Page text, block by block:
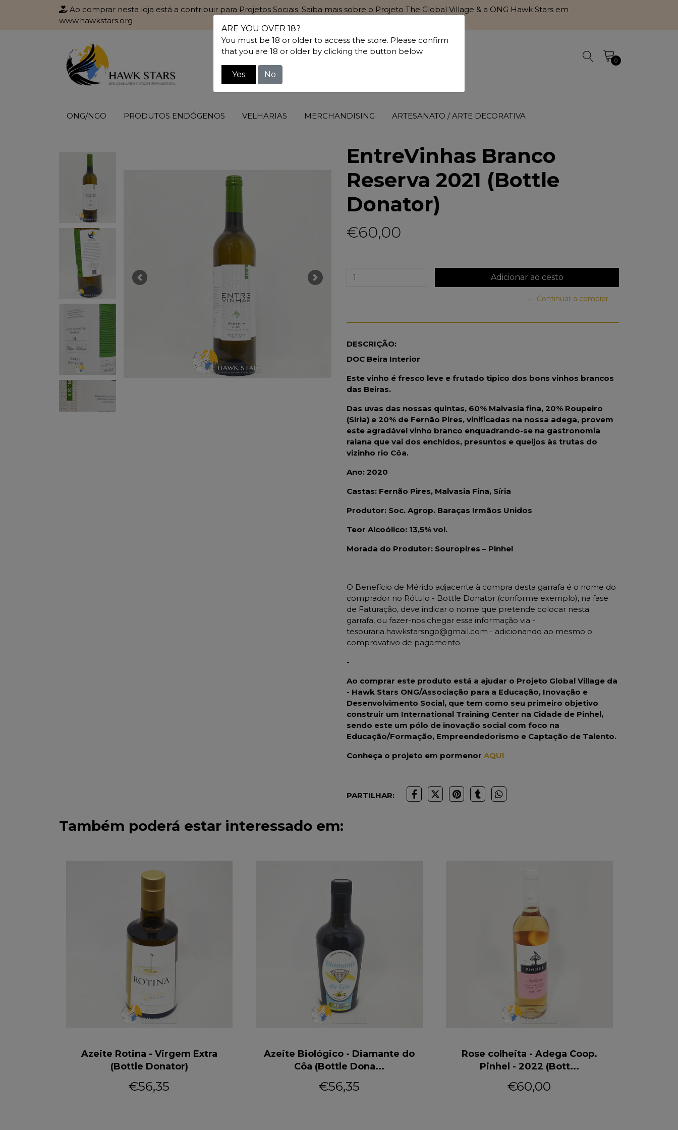
Ao comprar nesta loja está a contribuir para Projetos Sociais. Saiba mais sobre o Projeto The Global Village & a ONG Hawk Stars em
www.hawkstars.org
0
ONG/NGO PRODUTOS ENDÓGENOS VELHARIAS MERCHANDISING ARTESANATO / ARTE DECORATIVA
Previous Next
EntreVinhas Branco
Reserva 2021 (Bottle
Donator)
€60,00
← Continuar a comprar
DESCRIÇÃO:
DOC Beira Interior
Este vinho é fresco leve e frutado tipico dos bons vinhos brancos
das Beiras.
Das uvas das nossas quintas, 60% Malvasia fina, 20% Roupeiro
(Síria) e 20% de Fernão Pires, vinificadas na nossa adega, provem
este agradável vinho branco enquadrando-se na gastronomia
raiana que vai dos enchidos, presuntos e queijos às trutas do
vizinho rio Côa.
Ano: 2020
Castas: Fernão Pires, Malvasia Fina, Síria
Produtor: Soc. Agrop. Baraças Irmãos Unidos
Teor Alcoólico: 13,5% vol.
Morada do Produtor: Souropires – Pinhel
O Benefício de Mérido adjacente à compra desta garrafa é o nome do
comprador no Rótulo - Bottle Donator (conforme exemplo), na fase
de Faturação, deve indicar o nome que pretende colocar nesta
garrafa, ou fazer-nos chegar essa informação via -
tesouraria.hawkstarsngo@gmail.com - adicionando ao mesmo o
comprovativo de pagamento.
-
Ao comprar este produto está a ajudar o Projeto Global Village da
- Hawk Stars ONG/Associação para a Educação, Inovação e
Desenvolvimento Social, que tem como seu primeiro objetivo
construir um International Training Center na Cidade de Pinhel,
sendo este um pólo de inovação social com foco na
Educação/Formação, Empreendedorismo e Captação de Talento.
Conheça o projeto em pormenor AQUI
PARTILHAR:
Também poderá estar interessado em:
Azeite Rotina - Virgem Extra
(Bottle Donator)
€56,35
Azeite Biológico - Diamante do
Côa (Bottle Dona...
€56,35
Rose colheita - Adega Coop.
Pinhel - 2022 (Bott...
€60,00
ARE YOU OVER 18?
You must be 18 or older to access the store. Please confirm
that you are 18 or older by clicking the button below.
Yes No